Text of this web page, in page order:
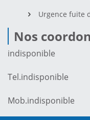
Urgence fuite
Nos
indisponible
Tel.indisponible
Mob.indisponible